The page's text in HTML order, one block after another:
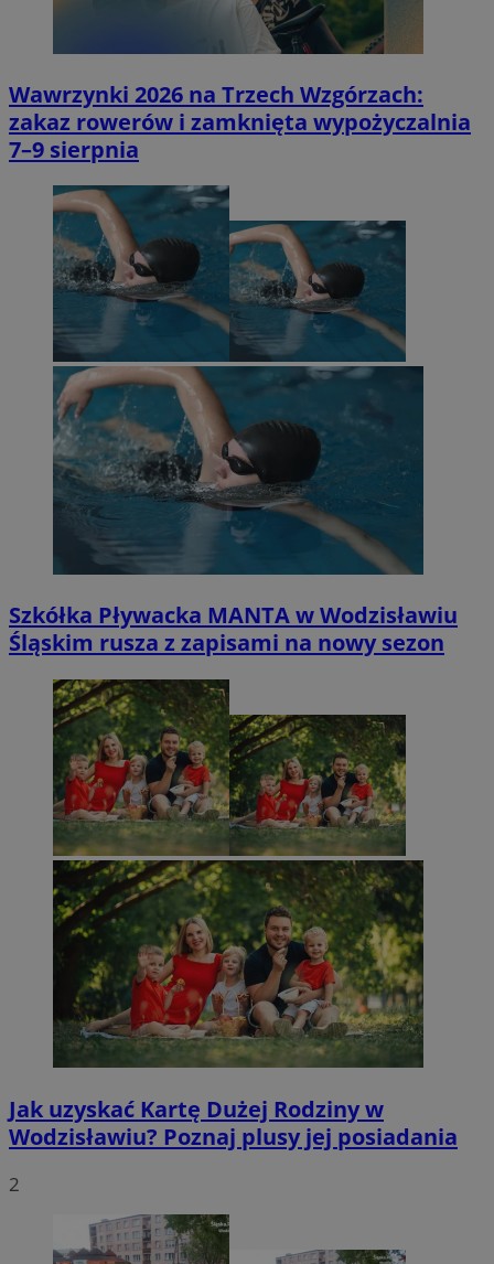
Wawrzynki 2026 na Trzech Wzgórzach:
zakaz rowerów i zamknięta wypożyczalnia
7–9 sierpnia
Szkółka Pływacka MANTA w Wodzisławiu
Śląskim rusza z zapisami na nowy sezon
Jak uzyskać Kartę Dużej Rodziny w
Wodzisławiu? Poznaj plusy jej posiadania
2